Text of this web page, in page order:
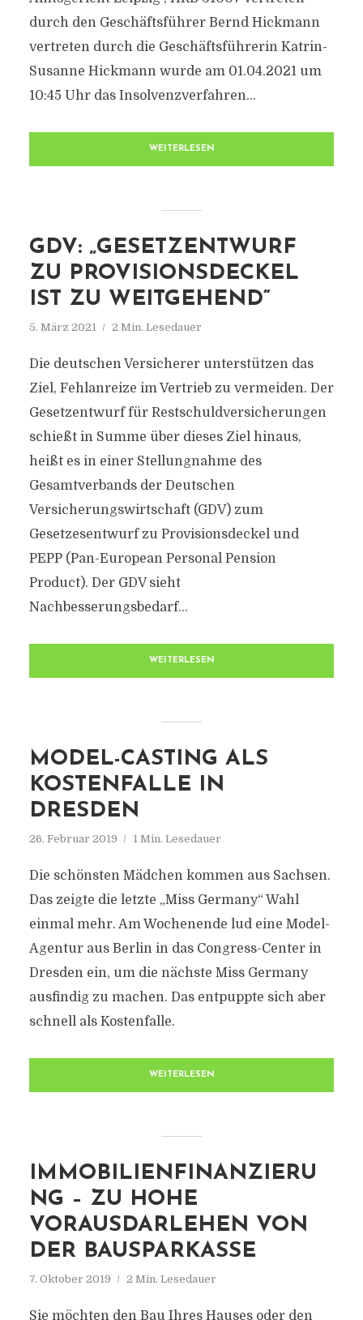
durch den Geschäftsführer Bernd Hickmann
vertreten durch die Geschäftsführerin Katrin-
Susanne Hickmann wurde am 01.04.2021 um
10:45 Uhr das Insolvenzverfahren...
WEITERLESEN
GDV: „GESETZENTWURF
ZU PROVISIONSDECKEL
IST ZU WEITGEHEND“
5. März 2021 2 Min. Lesedauer
Die deutschen Versicherer unterstützen das
Ziel, Fehlanreize im Vertrieb zu vermeiden. Der
Gesetzentwurf für Restschuldversicherungen
schießt in Summe über dieses Ziel hinaus,
heißt es in einer Stellungnahme des
Gesamtverbands der Deutschen
Versicherungswirtschaft (GDV) zum
Gesetzesentwurf zu Provisionsdeckel und
PEPP (Pan-European Personal Pension
Product). Der GDV sieht
Nachbesserungsbedarf...
WEITERLESEN
MODEL-CASTING ALS
KOSTENFALLE IN
DRESDEN
26. Februar 2019 1 Min. Lesedauer
Die schönsten Mädchen kommen aus Sachsen.
Das zeigte die letzte „Miss Germany“ Wahl
einmal mehr. Am Wochenende lud eine Model-
Agentur aus Berlin in das Congress-Center in
Dresden ein, um die nächste Miss Germany
ausfindig zu machen. Das entpuppte sich aber
schnell als Kostenfalle.
WEITERLESEN
IMMOBILIENFINANZIERU
NG – ZU HOHE
VORAUSDARLEHEN VON
DER BAUSPARKASSE
7. Oktober 2019 2 Min. Lesedauer
Sie möchten den Bau Ihres Hauses oder den